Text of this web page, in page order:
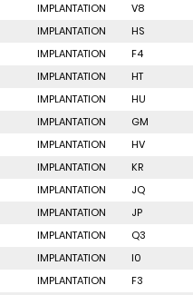
IMPLANTATION V8
IMPLANTATION HS
IMPLANTATION F4
IMPLANTATION HT
IMPLANTATION HU
IMPLANTATION GM
IMPLANTATION HV
IMPLANTATION KR
IMPLANTATION JQ
IMPLANTATION JP
IMPLANTATION Q3
IMPLANTATION I0
IMPLANTATION F3